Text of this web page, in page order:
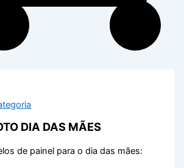
DIA DAS MÃES
de painel para o dia das mães: